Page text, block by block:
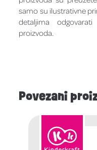
samo su ilustrativne
detaljima
proizvoda.
Povezani